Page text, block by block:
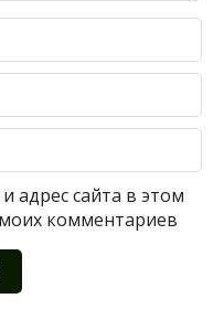
адрес сайта в этом
комментариев